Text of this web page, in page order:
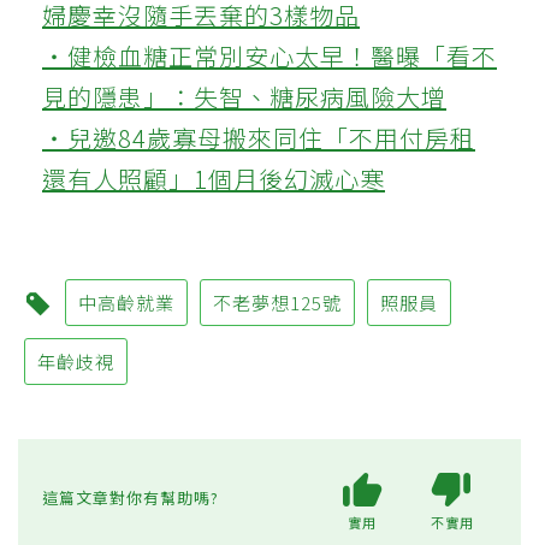
婦慶幸沒隨手丟棄的3樣物品
‧健檢血糖正常別安心太早！醫曝「看不
見的隱患」：失智、糖尿病風險大增
‧兒邀84歲寡母搬來同住「不用付房租
還有人照顧」1個月後幻滅心寒
中高齡就業 不老夢想125號 照服員
年齡歧視
這篇文章對你有幫助嗎?
實用 不實用